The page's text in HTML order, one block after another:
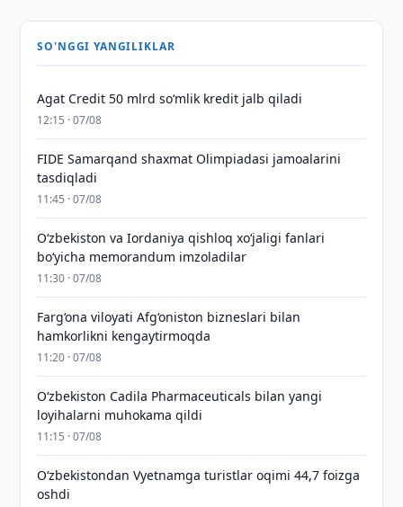
SO'NGGI YANGILIKLAR
Agat Credit 50 mlrd so‘mlik kredit jalb qiladi
12:15 · 07/08
FIDE Samarqand shaxmat Olimpiadasi jamoalarini
tasdiqladi
11:45 · 07/08
Oʻzbekiston va Iordaniya qishloq xoʻjaligi fanlari
boʻyicha memorandum imzoladilar
11:30 · 07/08
Farg‘ona viloyati Afg‘oniston bizneslari bilan
hamkorlikni kengaytirmoqda
11:20 · 07/08
Oʻzbekiston Cadila Pharmaceuticals bilan yangi
loyihalarni muhokama qildi
11:15 · 07/08
O‘zbekistondan Vyetnamga turistlar oqimi 44,7 foizga
oshdi